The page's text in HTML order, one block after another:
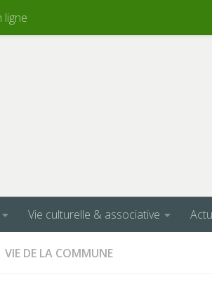
ligne
Vie culturelle & associative
VIE DE LA COMMUNE